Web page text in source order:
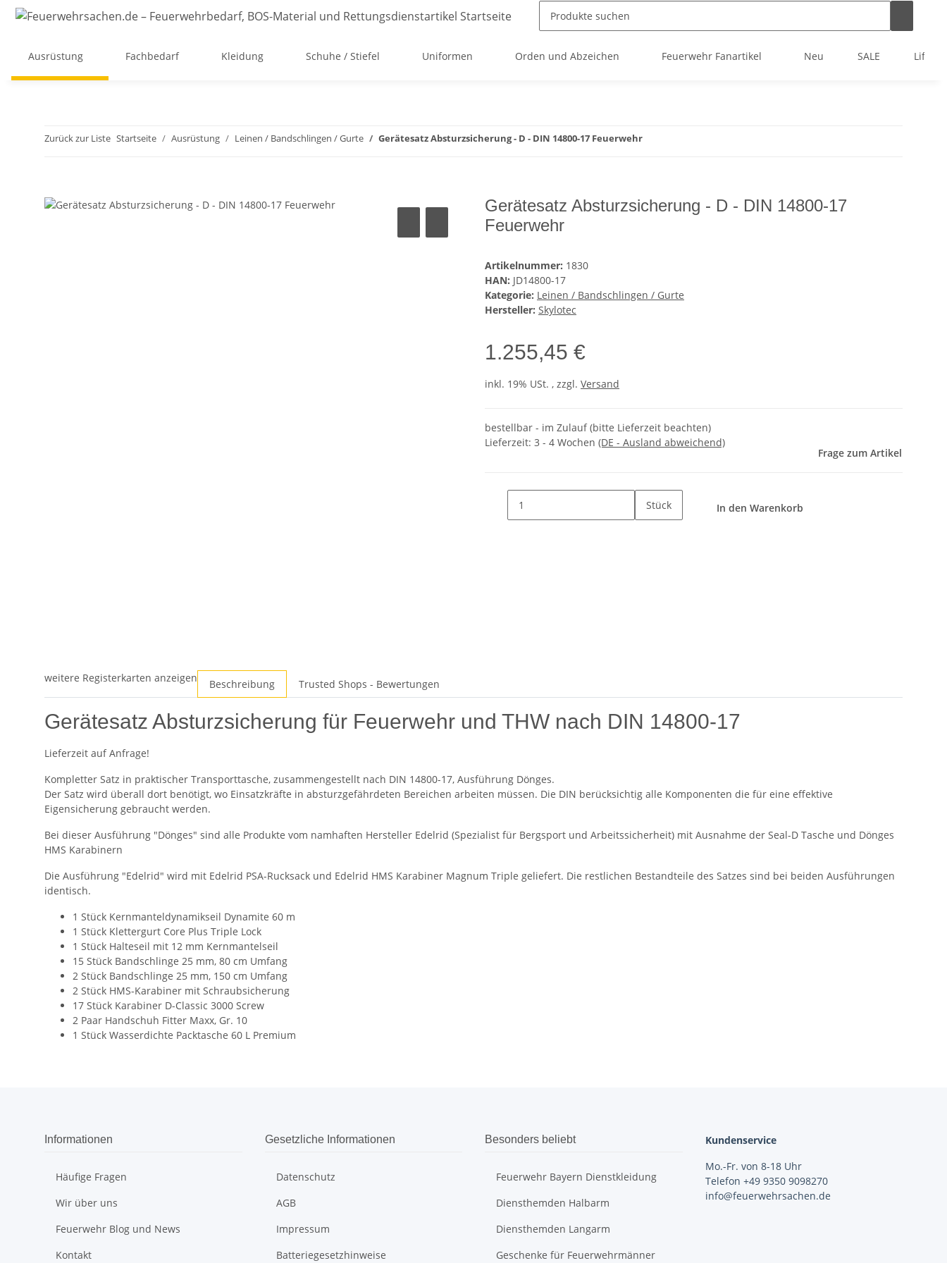
Ausrüstung Fachbedarf Kleidung Schuhe / Stiefel Uniformen Orden und Abzeichen Feuerwehr Fanartikel Neu SALE
Zurück zur Liste Startseite Ausrüstung Leinen / Bandschlingen / Gurte Gerätesatz Absturzsicherung - D - DIN 14800-17 Feuerwehr
Gerätesatz Absturzsicherung - D - DIN 14800-17
Feuerwehr
Artikelnummer: 1830
HAN: JD14800-17
Kategorie: Leinen / Bandschlingen / Gurte
Hersteller: Skylotec
1.255,45 €
inkl. 19% USt. , zzgl. Versand
bestellbar - im Zulauf (bitte Lieferzeit beachten)
Lieferzeit: 3 - 4 Wochen (DE - Ausland abweichend)
Frage zum Artikel
Stück In den Warenkorb
weitere Registerkarten anzeigen Beschreibung Trusted Shops - Bewertungen
Gerätesatz Absturzsicherung für Feuerwehr und THW nach DIN 14800-17
Lieferzeit auf Anfrage!
Kompletter Satz in praktischer Transporttasche, zusammengestellt nach DIN 14800-17, Ausführung Dönges.
Der Satz wird überall dort benötigt, wo Einsatzkräfte in absturzgefährdeten Bereichen arbeiten müssen. Die DIN berücksichtig alle Komponenten die für eine effektive
Eigensicherung gebraucht werden.
Bei dieser Ausführung "Dönges" sind alle Produkte vom namhaften Hersteller Edelrid (Spezialist für Bergsport und Arbeitssicherheit) mit Ausnahme der Seal-D Tasche und Dönges
HMS Karabinern
Die Ausführung "Edelrid" wird mit Edelrid PSA-Rucksack und Edelrid HMS Karabiner Magnum Triple geliefert. Die restlichen Bestandteile des Satzes sind bei beiden Ausführungen
identisch.
1 Stück Kernmanteldynamikseil Dynamite 60 m
1 Stück Klettergurt Core Plus Triple Lock
1 Stück Halteseil mit 12 mm Kernmantelseil
15 Stück Bandschlinge 25 mm, 80 cm Umfang
2 Stück Bandschlinge 25 mm, 150 cm Umfang
2 Stück HMS-Karabiner mit Schraubsicherung
17 Stück Karabiner D-Classic 3000 Screw
2 Paar Handschuh Fitter Maxx, Gr. 10
1 Stück Wasserdichte Packtasche 60 L Premium
Informationen
Häufige Fragen
Wir über uns
Feuerwehr Blog und News
Kontakt
Gesetzliche Informationen
Datenschutz
AGB
Impressum
Batteriegesetzhinweise
Besonders beliebt
Feuerwehr Bayern Dienstkleidung
Diensthemden Halbarm
Diensthemden Langarm
Geschenke für Feuerwehrmänner
Kundenservice
Mo.-Fr. von 8-18 Uhr
Telefon +49 9350 9098270
info@feuerwehrsachen.de